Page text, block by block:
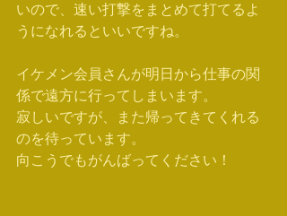
いので、速い打撃をまとめて打てるよ
うになれるといいですね。
イケメン会員さんが明日から仕事の関
係で遠方に行ってしまいます。
寂しいですが、また帰ってきてくれる
のを待っています。
向こうでもがんばってください！